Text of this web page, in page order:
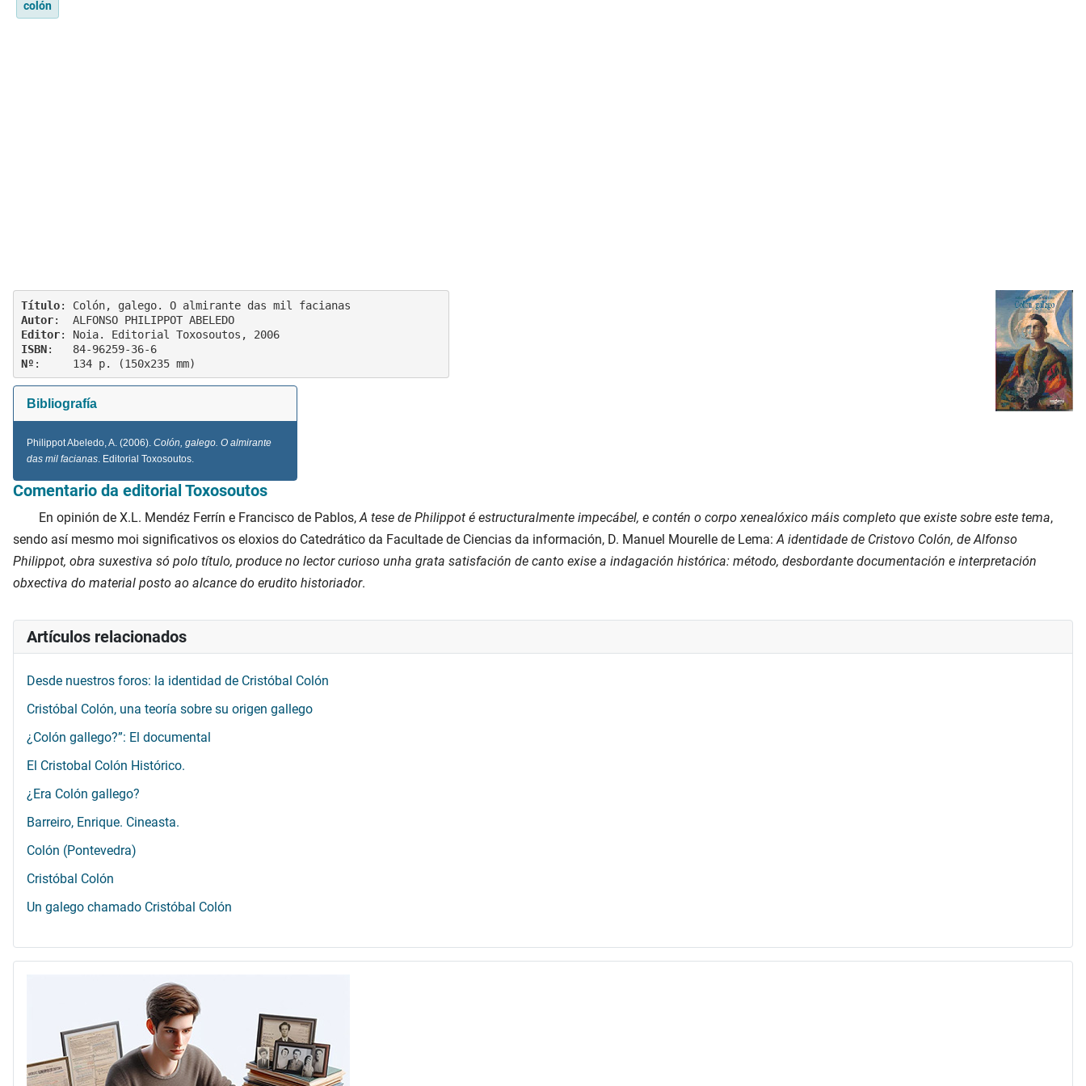
colón
Título
Autor
:	ALFONSO PHILIPPOT ABELEDO
Editor
:	Noia. Editorial Toxosoutos, 2006
ISBN
:	84-96259-36-6
Nº
Bibliografía
Philippot Abeledo, A. (2006). Colón, galego. O almirante
das mil facianas. Editorial Toxosoutos.
Comentario da editorial Toxosoutos
En opinión de X.L. Mendéz Ferrín e Francisco de Pablos,A tese de Philippot é estructuralmente impecábel, e contén o corpo xenealóxico máis completo que existe sobre este tema,
sendo así mesmo moi significativos os eloxios do Catedrático da Facultade de Ciencias da información, D. Manuel Mourelle de Lema:A identidade de Cristovo Colón, de Alfonso
Philippot, obra suxestiva só polo título, produce no lector curioso unha grata satisfación de canto exise a indagación histórica: método, desbordante documentación e interpretación
obxectiva do material posto ao alcance do erudito historiador.
Artículos relacionados
Desde nuestros foros: la identidad de Cristóbal Colón
Cristóbal Colón, una teoría sobre su origen gallego
¿Colón gallego?”: El documental
El Cristobal Colón Histórico.
¿Era Colón gallego?
Barreiro, Enrique. Cineasta.
Colón (Pontevedra)
Cristóbal Colón
Un galego chamado Cristóbal Colón